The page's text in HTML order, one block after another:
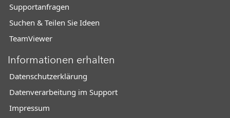
Supportanfragen
Suchen & Teilen Sie Ideen
TeamViewer
Informationen erhalten
Datenschutzerklärung
Datenverarbeitung im Support
Impressum